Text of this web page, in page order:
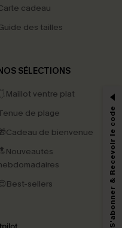
cadeau
des tailles
SÉLECTIONS
ventre plat
de plage
de bienvenue
sellers
-15%
par E-mail
une seule fois.
acceptez de recevoir des e-mails
par l'IA) de Cupshe et
notre site ainsi que des
conformément à notre
Politique deS'abonner & Recevoir le code